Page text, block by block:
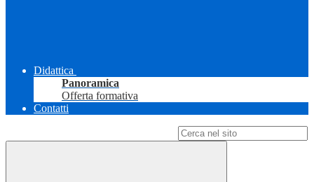
Didattica
Panoramica
Offerta formativa
Contatti